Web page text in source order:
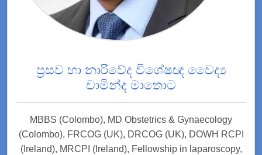
ප්‍රසව හා නාරිවේද විශේෂඥ වෛද්‍ය
චාමින්ද මාතොට
MBBS (Colombo), MD Obstetrics & Gynaecology
(Colombo), FRCOG (UK), DRCOG (UK), DOWH RCPI
(Ireland), MRCPI (Ireland), Fellowship in laparoscopy,